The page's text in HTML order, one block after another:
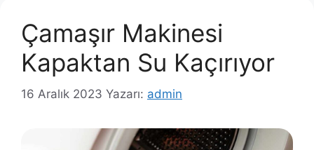
Çamaşır Makinesi
Kapaktan Su Kaçırıyor
16 Aralık 2023 Yazarı: admin